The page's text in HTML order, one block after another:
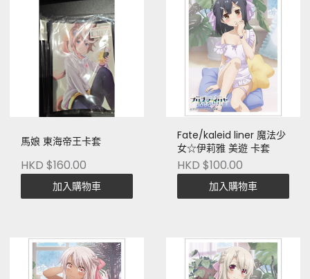
馬娘 東海帝王卡套
HKD $160.00
加入購物車
Fate/kaleid liner 魔法少
女☆伊莉雅 美遊 卡套
HKD $100.00
加入購物車